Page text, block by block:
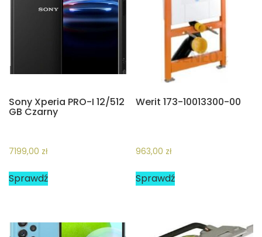
Sony Xperia PRO-I 12/512
GB Czarny
7199,00 zł
Sprawdź
Werit 173-10013300-00
963,00 zł
Sprawdź